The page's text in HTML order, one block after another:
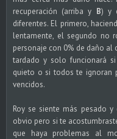
recuperación (arriba y B) y
diferentes. El primero,
lentamente, el segundo no
personaje con 0% de daño
tardado y solo funcionará
quieto o si todos te ignoran
vencidos.
Roy se siente más pesado
obvio pero si te
que haya problemas al